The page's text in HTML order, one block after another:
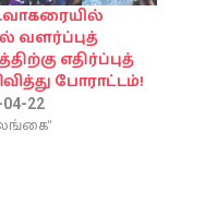
வளர்ப்புத்
எதிர்ப்புத்
போராட்டம்!
04-22